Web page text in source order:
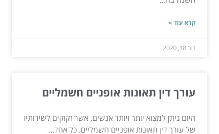
קרא עוד »
נוב 18, 2020
עורך דין תאונות אופניים חשמליים
היום ניתן למצוא יותר ויותר אנשים, אשר זקוקים לשירותיו
של עורך דין תאונות אופניים חשמליים. כל אחד...